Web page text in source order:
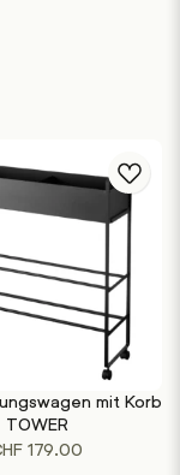
mit Korb
TOWER
179.00